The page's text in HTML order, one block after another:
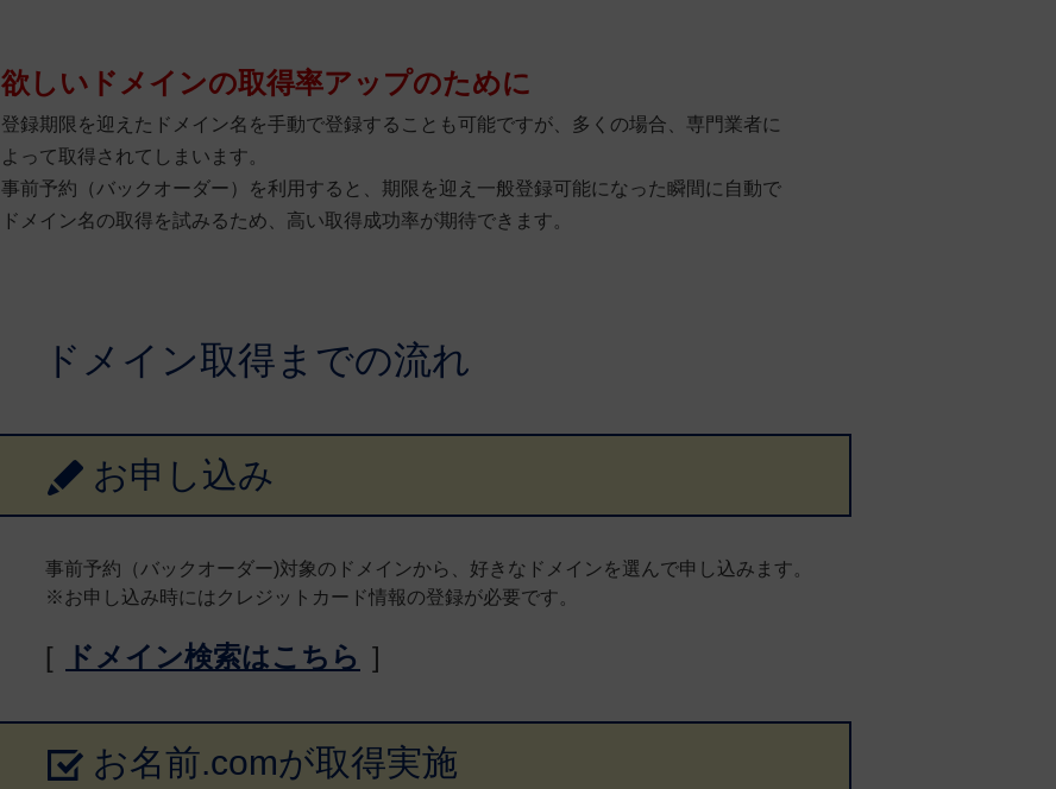
欲しいドメインの取得率アップのために
登録期限を迎えたドメイン名を手動で登録することも可能ですが、多くの場合、専門業者に
よって取得されてしまいます。
事前予約（バックオーダー）を利用すると、期限を迎え一般登録可能になった瞬間に自動で
ドメイン名の取得を試みるため、高い取得成功率が期待できます。
ドメイン取得までの流れ
お申し込み
事前予約（バックオーダー)対象のドメインから、好きなドメインを選んで申し込みます。
※お申し込み時にはクレジットカード情報の登録が必要です。
[ ドメイン検索はこちら ]
お名前.comが取得実施